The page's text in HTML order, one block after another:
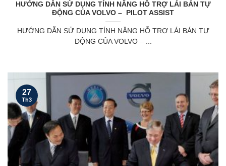
HƯỚNG DẪN SỬ DỤNG TÍNH NĂNG HỖ TRỢ LÁI BÁN TỰ
ĐỘNG CỦA VOLVO – PILOT ASSIST
HƯỚNG DẪN SỬ DỤNG TÍNH NĂNG HỖ TRỢ LÁI BÁN TỰ
ĐỘNG CỦA VOLVO – ...
27
Th3